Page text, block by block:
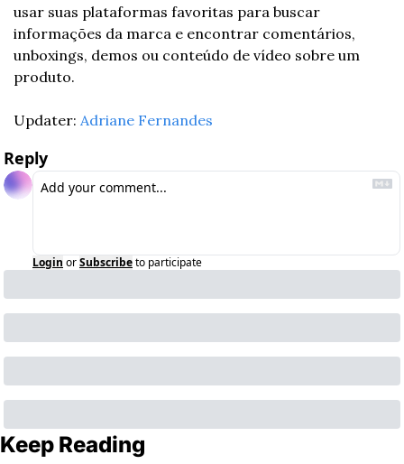
usar suas plataformas favoritas para buscar
informações da marca e encontrar comentários,
unboxings, demos ou conteúdo de vídeo sobre um
produto.
Updater: Adriane Fernandes
Reply
Login orSubscribeto participate
Keep Reading